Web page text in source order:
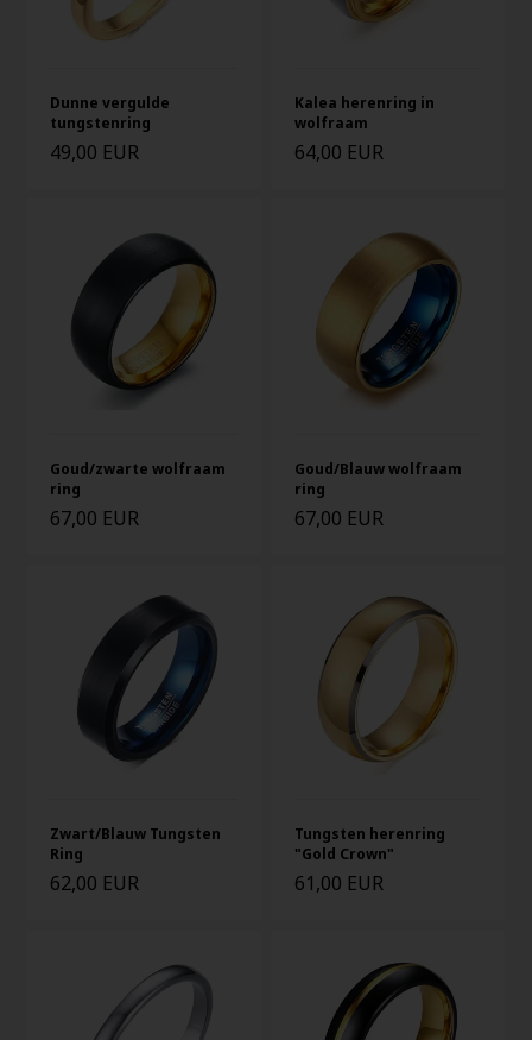
Dunne vergulde
tungstenring
49,00 EUR
Kalea herenring in
wolfraam
64,00 EUR
Goud/zwarte wolfraam
ring
67,00 EUR
Goud/Blauw wolfraam
ring
67,00 EUR
Zwart/Blauw Tungsten
Ring
62,00 EUR
Tungsten herenring
"Gold Crown"
61,00 EUR